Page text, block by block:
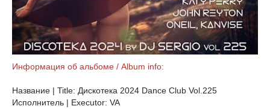
Информация об альбоме / Album info:
Название | Title: Дискотека 2024 Dance Club Vol.225
Исполнитель | Executor: VA